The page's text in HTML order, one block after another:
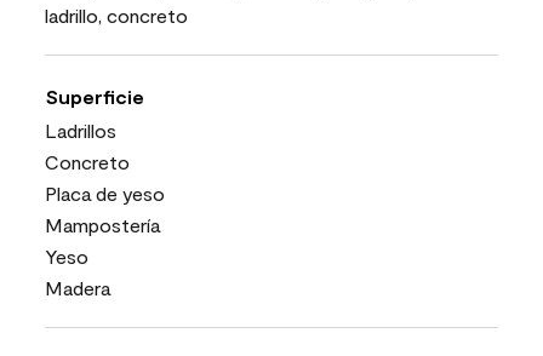
ladrillo, concreto
Superficie
Ladrillos
Concreto
Placa de yeso
Mampostería
Yeso
Madera